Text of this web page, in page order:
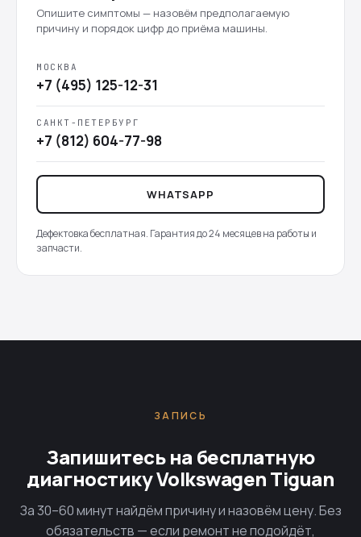
Опишите симптомы — назовём предполагаемую
причину и порядок цифр до приёма машины.
МОСКВА
+7 (495) 125-12-31
САНКТ-ПЕТЕРБУРГ
+7 (812) 604-77-98
WHATSAPP
Дефектовка бесплатная. Гарантия до 24 месяцев на работы и
запчасти.
ЗАПИСЬ
Запишитесь на бесплатную
диагностику Volkswagen Tiguan
За 30–60 минут найдём причину и назовём цену. Без
обязательств — если ремонт не подойдёт,